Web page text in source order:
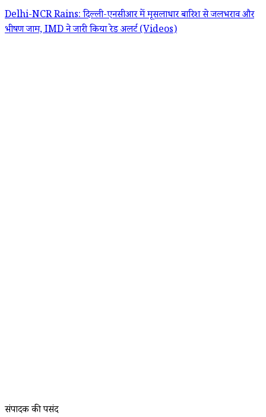
Delhi-NCR Rains: दिल्ली-एनसीआर में मूसलाधार बारिश से जलभराव और
भीषण जाम, IMD ने जारी किया रेड अलर्ट (Videos)
संपादक की पसंद